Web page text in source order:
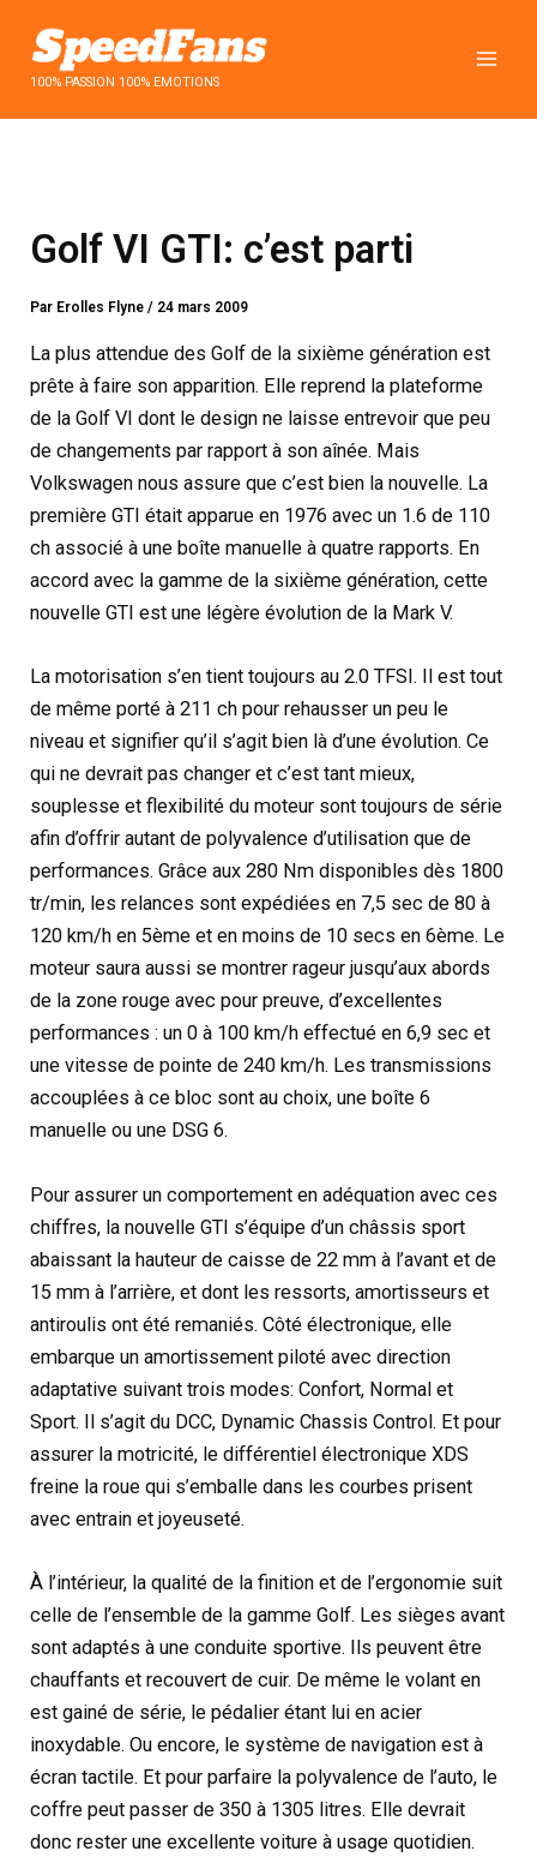
contenu100% PASSION 100% EMOTIONS
Golf VI GTI: c’est parti
Par Erolles Flyne/ 24 mars 2009
La plus attendue des Golf de la sixième génération est
prête à faire son apparition. Elle reprend la plateforme
de la Golf VI dont le design ne laisse entrevoir que peu
de changements par rapport à son aînée. Mais
Volkswagen nous assure que c’est bien la nouvelle. La
première GTI était apparue en 1976 avec un 1.6 de 110
ch associé à une boîte manuelle à quatre rapports. En
accord avec la gamme de la sixième génération, cette
nouvelle GTI est une légère évolution de la Mark V.
La motorisation s’en tient toujours au 2.0 TFSI. Il est tout
de même porté à 211 ch pour rehausser un peu le
niveau et signifier qu’il s’agit bien là d’une évolution. Ce
qui ne devrait pas changer et c’est tant mieux,
souplesse et flexibilité du moteur sont toujours de série
afin d’offrir autant de polyvalence d’utilisation que de
performances. Grâce aux 280 Nm disponibles dès 1800
tr/min, les relances sont expédiées en 7,5 sec de 80 à
120 km/h en 5ème et en moins de 10 secs en 6ème. Le
moteur saura aussi se montrer rageur jusqu’aux abords
de la zone rouge avec pour preuve, d’excellentes
performances : un 0 à 100 km/h effectué en 6,9 sec et
une vitesse de pointe de 240 km/h. Les transmissions
accouplées à ce bloc sont au choix, une boîte 6
manuelle ou une DSG 6.
Pour assurer un comportement en adéquation avec ces
chiffres, la nouvelle GTI s’équipe d’un châssis sport
abaissant la hauteur de caisse de 22 mm à l’avant et de
15 mm à l’arrière, et dont les ressorts, amortisseurs et
antiroulis ont été remaniés. Côté électronique, elle
embarque un amortissement piloté avec direction
adaptative suivant trois modes: Confort, Normal et
Sport. Il s’agit du DCC, Dynamic Chassis Control. Et pour
assurer la motricité, le différentiel électronique XDS
freine la roue qui s’emballe dans les courbes prisent
avec entrain et joyeuseté.
À l’intérieur, la qualité de la finition et de l’ergonomie suit
celle de l’ensemble de la gamme Golf. Les sièges avant
sont adaptés à une conduite sportive. Ils peuvent être
chauffants et recouvert de cuir. De même le volant en
est gainé de série, le pédalier étant lui en acier
inoxydable. Ou encore, le système de navigation est à
écran tactile. Et pour parfaire la polyvalence de l’auto, le
coffre peut passer de 350 à 1305 litres. Elle devrait
donc rester une excellente voiture à usage quotidien.